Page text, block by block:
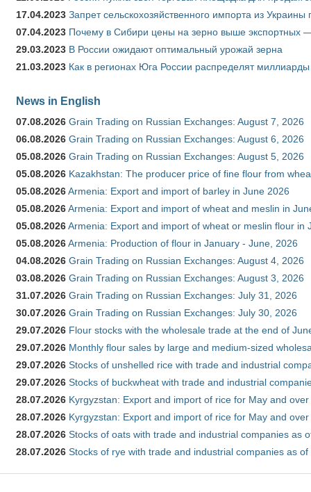
17.04.2023 Запрет сельскохозяйственного импорта из
07.04.2023 Почему в Сибири цены на зерно выше экспортных
29.03.2023 В России ожидают оптимальный урожай зерна
21.03.2023 Как в регионах Юга России распределят
News in English
07.08.2026 Grain Trading on Russian Exchanges: August 7, 2026
06.08.2026 Grain Trading on Russian Exchanges: August 6, 2026
05.08.2026 Grain Trading on Russian Exchanges: August 5, 2026
05.08.2026 Kazakhstan: The producer price of fine flour from
05.08.2026Armenia: Export and import of barley in June 2026
05.08.2026Armenia: Export and import of wheat and meslin in
05.08.2026Armenia: Export and import of wheat or meslin flour in
05.08.2026Armenia: Production of flour in January - June, 2026
04.08.2026 Grain Trading on Russian Exchanges: August 4, 2026
03.08.2026 Grain Trading on Russian Exchanges: August 3, 2026
31.07.2026 Grain Trading on Russian Exchanges: July 31, 2026
30.07.2026 Grain Trading on Russian Exchanges: July 30, 2026
29.07.2026 Flour stocks with the wholesale trade at the end of
29.07.2026 Monthly flour sales by large and medium-sized
29.07.2026 Stocks of unshelled rice with trade and industrial
29.07.2026 Stocks of buckwheat with trade and industrial
28.07.2026 Kyrgyzstan: Export and import of rice for May and
28.07.2026 Kyrgyzstan: Export and import of rice for May and
28.07.2026 Stocks of oats with trade and industrial companies as
28.07.2026 Stocks of rye with trade and industrial companies as